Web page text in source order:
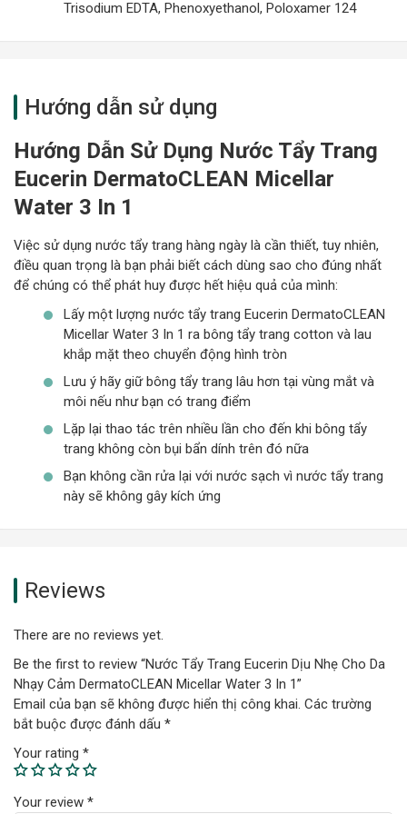
trang điểm
Ưu Thế Nổi Bật Nước Tẩy Trang
khả năng làm sạch hiệu quả, giúp lấy đi những bụi bẩn
tình trạng ngứa, rát
Thành phần Gluco-glycerol vàHyaluronic acidcó tác
dụng cung cấp nước và duy trì độ ẩm tự nhiên để làn
Đào thải độc tố bên trong lỗ chân lông để làn da thư
của người dùng
Trisodium EDTA, Phenoxyethanol, Poloxamer 124
Hướng dẫn sử dụng
Hướng Dẫn Sử Dụng Nước Tẩy Trang
Eucerin DermatoCLEAN Micellar
Water 3 In 1
Việc sử dụng nước tẩy trang hàng ngày là cần thiết, tuy nhiên,
điều quan trọng là bạn phải biết cách dùng sao cho đúng nhất
để chúng có thể phát huy được hết hiệu quả của mình:
Lấy một lượng nước tẩy trang Eucerin DermatoCLEAN
Micellar Water 3 In 1 ra bông tẩy trang cotton và lau
khắp mặt theo chuyển động hình tròn
Lưu ý hãy giữ bông tẩy trang lâu hơn tại vùng mắt và
môi nếu như bạn có trang điểm
Lặp lại thao tác trên nhiều lần cho đến khi bông tẩy
trang không còn bụi bẩn dính trên đó nữa
Bạn không cần rửa lại với nước sạch vì nước tẩy trang
này sẽ không gây kích ứng
Reviews
There are no reviews yet.
Be the first to review “Nước Tẩy Trang Eucerin Dịu Nhẹ Cho Da
Nhạy Cảm DermatoCLEAN Micellar Water 3 In 1”
Email của bạn sẽ không được hiển thị công khai. Các trường
bắt buộc được đánh dấu *
Your rating *
Your review *